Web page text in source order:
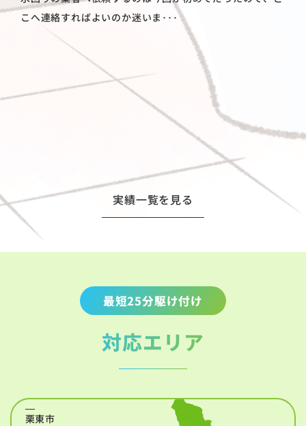
こへ連絡すればよいのか迷いま･･･
実績一覧を見る
最短25分駆け付け
対応エリア
栗東市